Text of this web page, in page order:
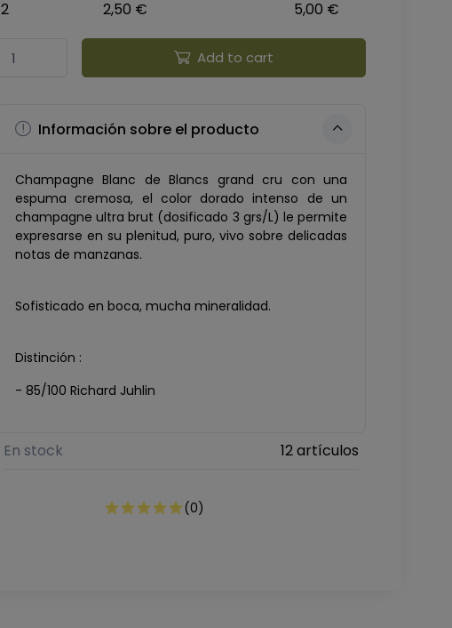
2
2,50 € 5,00 €
Add to cart
Información sobre el producto
Champagne Blanc de Blancs grand cru con una
espuma cremosa, el color dorado intenso de un
champagne ultra brut (dosificado 3 grs/L) le permite
expresarse en su plenitud, puro, vivo sobre delicadas
notas de manzanas.
Sofisticado en boca, mucha mineralidad.
Distinción :
- 85/100 Richard Juhlin
En stock 12 artículos
(0)